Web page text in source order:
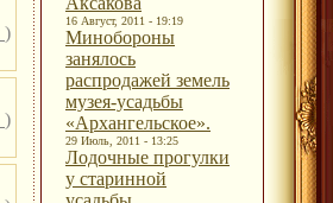
)
)
16 Август, 2011 - 19:19
Минобороны
занялось
распродажей земель
музея-усадьбы
«Архангельское».
29 Июль, 2011 - 13:25
Лодочные прогулки
у старинной